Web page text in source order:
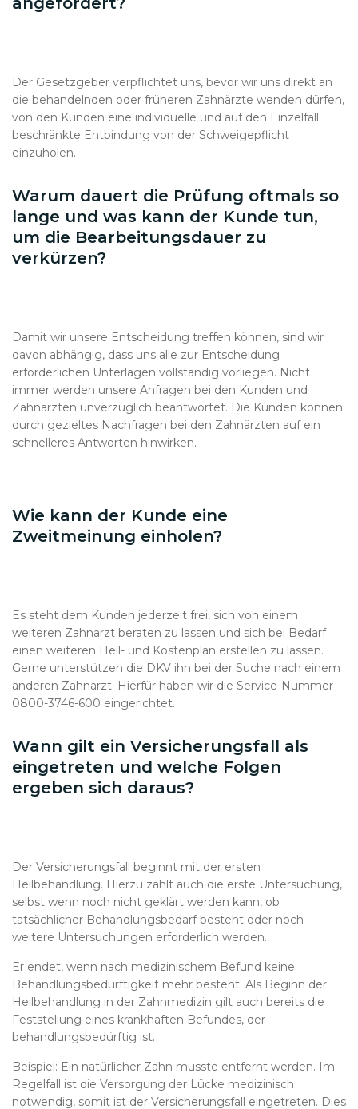
Der Gesetzgeber verpflichtet uns, bevor wir uns direkt an
die behandelnden oder früheren Zahnärzte wenden dürfen,
von den Kunden eine individuelle und auf den Einzelfall
beschränkte Entbindung von der Schweigepflicht
einzuholen.
Warum dauert die Prüfung oftmals so
lange und was kann der Kunde tun,
um die Bearbeitungsdauer zu
verkürzen?
Damit wir unsere Entscheidung treffen können, sind wir
davon abhängig, dass uns alle zur Entscheidung
erforderlichen Unterlagen vollständig vorliegen. Nicht
immer werden unsere Anfragen bei den Kunden und
Zahnärzten unverzüglich beantwortet. Die Kunden können
durch gezieltes Nachfragen bei den Zahnärzten auf ein
schnelleres Antworten hinwirken.
Wie kann der Kunde eine
Zweitmeinung einholen?
Es steht dem Kunden jederzeit frei, sich von einem
weiteren Zahnarzt beraten zu lassen und sich bei Bedarf
einen weiteren Heil- und Kostenplan erstellen zu lassen.
Gerne unterstützen die DKV ihn bei der Suche nach einem
anderen Zahnarzt. Hierfür haben wir die Service-Nummer
0800-3746-600 eingerichtet.
Wann gilt ein Versicherungsfall als
eingetreten und welche Folgen
ergeben sich daraus?
Der Versicherungsfall beginnt mit der ersten
Heilbehandlung. Hierzu zählt auch die erste Untersuchung,
selbst wenn noch nicht geklärt werden kann, ob
tatsächlicher Behandlungsbedarf besteht oder noch
weitere Untersuchungen erforderlich werden.
Er endet, wenn nach medizinischem Befund keine
Behandlungsbedürftigkeit mehr besteht. Als Beginn der
Heilbehandlung in der Zahnmedizin gilt auch bereits die
Feststellung eines krankhaften Befundes, der
behandlungsbedürftig ist.
Beispiel: Ein natürlicher Zahn musste entfernt werden. Im
Regelfall ist die Versorgung der Lücke medizinisch
notwendig, somit ist der Versicherungsfall eingetreten. Dies